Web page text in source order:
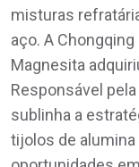
misturas
aço. A
Magnesita
Responsável
sublinha a
tijolos de alumina